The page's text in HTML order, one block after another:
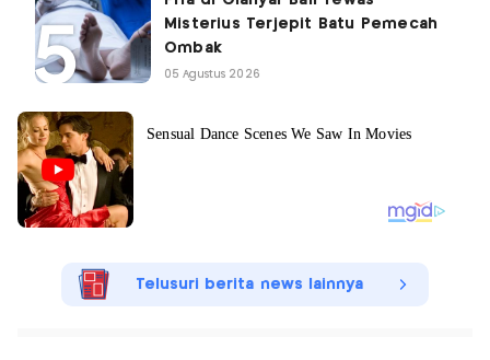
Misterius Terjepit Batu Pemecah
Ombak
05 Agustus 2026
Telusuri berita news lainnya